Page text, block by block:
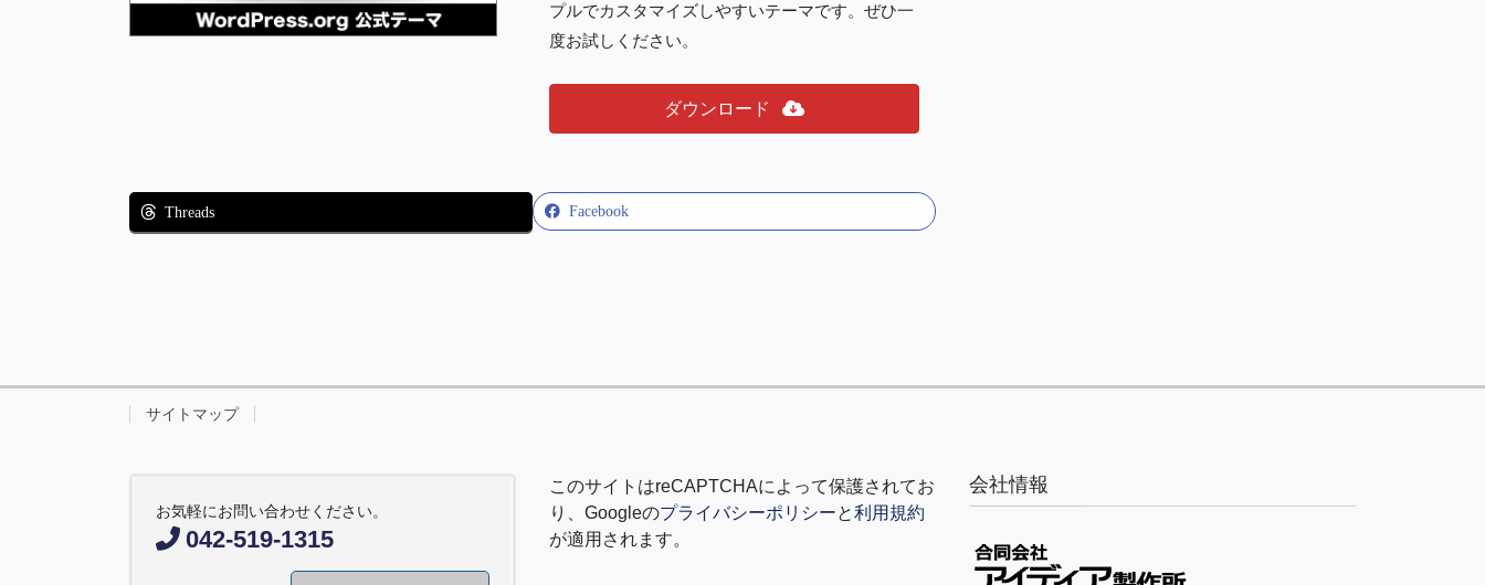
プルでカスタマイズしやすいテーマです。ぜひ一
度お試しください。
ダウンロード
Facebook
Threads
サイトマップ
お気軽にお問い合わせください。
042-519-1315
このサイトはreCAPTCHAによって保護されてお
り、 Googleのプライバシーポリシーと利用規約
が適用されます。
会社情報